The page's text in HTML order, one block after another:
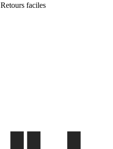
Retours faciles